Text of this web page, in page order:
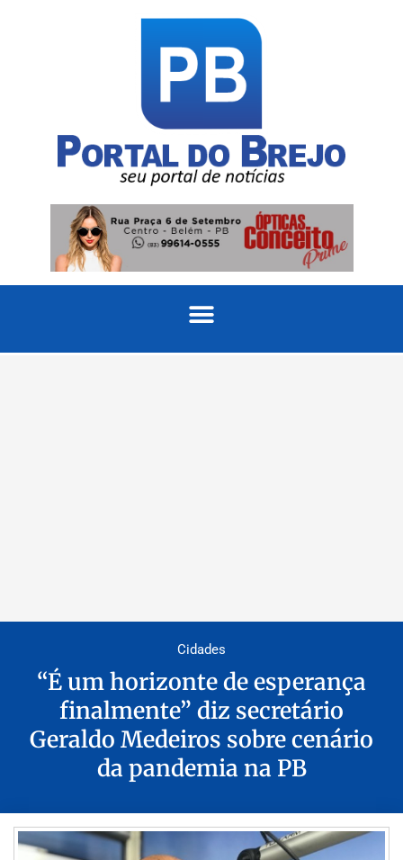
Cidades
“É um horizonte de esperança
finalmente” diz secretário
Geraldo Medeiros sobre cenário
da pandemia na PB